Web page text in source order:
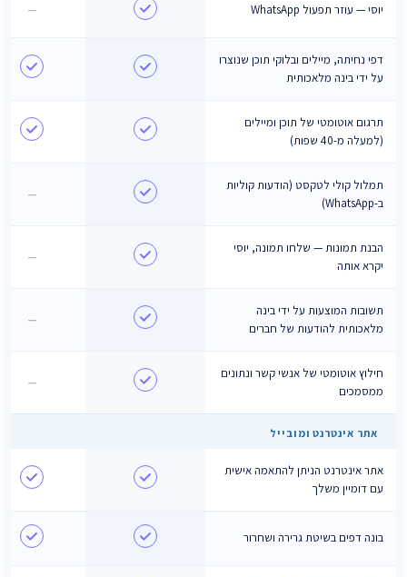
יוסי — עוזר תפעול WhatsApp —
דפי נחיתה, מיילים ובלוקי תוכן שנוצרו
על ידי בינה מלאכותית
תרגום אוטומטי של תוכן ומיילים
(למעלה מ-40 שפות)
תמלול קולי לטקסט (הודעות קוליות
ב-WhatsApp)
—
הבנת תמונות — שלחו תמונה, יוסי
יקרא אותה
—
תשובות המוצעות על ידי בינה
מלאכותית להודעות של חברים
—
חילוץ אוטומטי של אנשי קשר ונתונים
ממסמכים
—
אתר אינטרנט ומובייל
אתר אינטרנט הניתן להתאמה אישית
עם דומיין משלך
בונה דפים בשיטת גרירה ושחרור